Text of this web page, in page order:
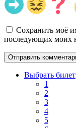
Сохранить моё
последующих моих
Выбрать билет
1
2
3
4
5